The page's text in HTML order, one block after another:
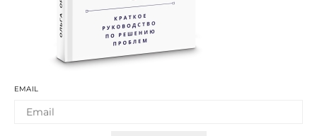
EMAIL